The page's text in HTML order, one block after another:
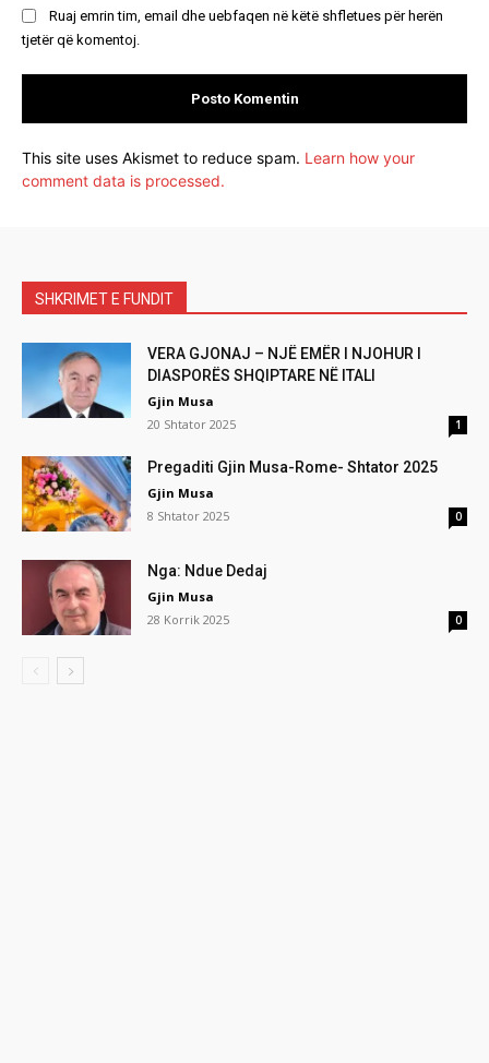
Ruaj emrin tim, email dhe uebfaqen në këtë shfletues për herën
tjetër që komentoj.
This site uses Akismet to reduce spam. Learn how your
comment data is processed.
SHKRIMET E FUNDIT
VERA GJONAJ – NJË EMËR I NJOHUR I
DIASPORËS SHQIPTARE NË ITALI
Gjin Musa
20 Shtator 2025
1
Pregaditi Gjin Musa-Rome- Shtator 2025
Gjin Musa
8 Shtator 2025
0
Nga: Ndue Dedaj
Gjin Musa
28 Korrik 2025
0